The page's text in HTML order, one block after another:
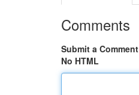
Comments
Submit a Comment
No HTML